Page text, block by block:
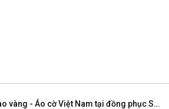
Review Áo cờ đỏ sao vàng - Áo cờ Việt Nam tại đồng phục Song Phú